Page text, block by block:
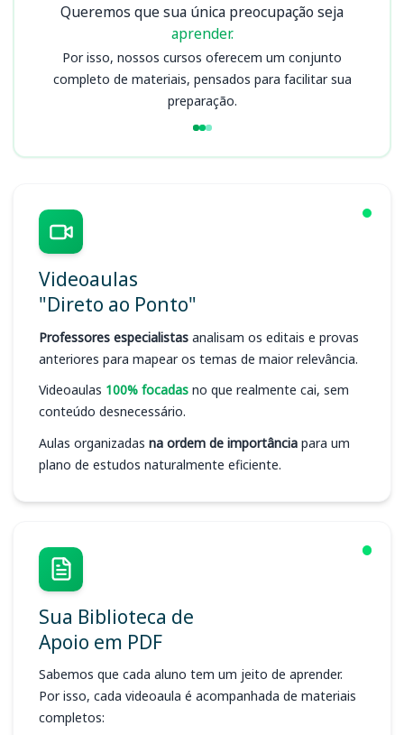
Queremos que sua única preocupação seja
aprender.
Por isso, nossos cursos oferecem um conjunto
completo de materiais, pensados para facilitar sua
preparação.
Videoaulas
"Direto ao Ponto"
Professores especialistas analisam os editais e provas
anteriores para mapear os temas de maior relevância.
Videoaulas 100% focadas no que realmente cai, sem
conteúdo desnecessário.
Aulas organizadas na ordem de importância para um
plano de estudos naturalmente eficiente.
Sua Biblioteca de
Apoio em PDF
Sabemos que cada aluno tem um jeito de aprender.
Por isso, cada videoaula é acompanhada de materiais
completos: